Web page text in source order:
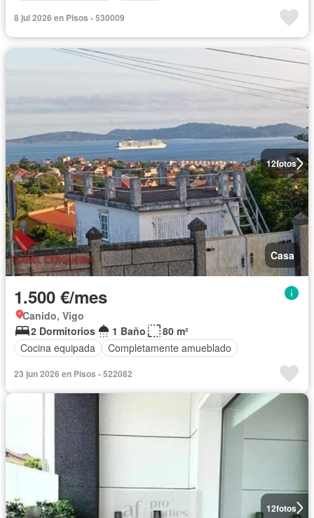
8 jul 2026 en Pisos - 530009
12fotos
Casa
1.500 €/mes
Canido, Vigo
2 Dormitorios
1 Baño
80 m²
Cocina equipada
Completamente amueblado
23 jun 2026 en Pisos - 522082
12fotos